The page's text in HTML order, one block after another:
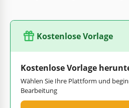
Kostenlose Vorlage
Kostenlose Vorlage
Wählen Sie Ihre Plattform und
Bearbeitung